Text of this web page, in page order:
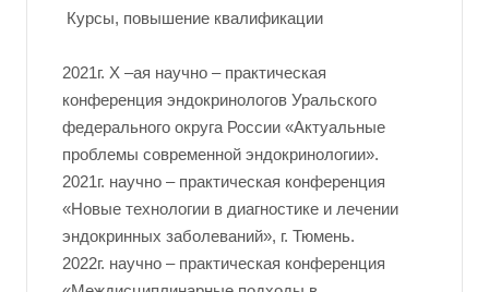
Курсы, повышение квалификации
2021г. X –ая научно – практическая
конференция эндокринологов Уральского
федерального округа России «Актуальные
проблемы современной эндокринологии».
2021г. научно – практическая конференция
«Новые технологии в диагностике и лечении
эндокринных заболеваний», г. Тюмень.
2022г. научно – практическая конференция